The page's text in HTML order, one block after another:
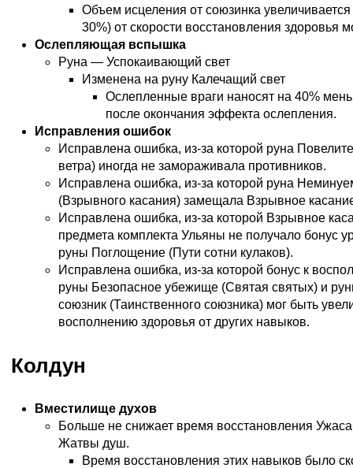
Объем исцеления от союзинка
30%) от скорости восстановления здоровья
Ослепляющая вспышка
Руна — Успокаивающий свет
Изменена на руну Калечащий свет
Ослепленные враги наносят на 40%
после окончания эффекта ослепления.
Исправления ошибок
Исправлена ошибка, из-за которой руна
ветра) иногда не замораживала противников.
Исправлена ошибка, из-за которой руна
(Взрывного касания) замещала Взрывное
Исправлена ошибка, из-за которой Взрывное
предмета комплекта Ульяны не получало бонус
руны Поглощение (Пути сотни кулаков).
Исправлена ошибка, из-за которой бонус к
руны Безопасное убежище (Святая святых) и
союзник (Таинственного союзника) мог быть
восполнению здоровья от других навыков.
Колдун
Вместилище духов
Больше не снижает время восстановления
Жатвы душ.
Время восстановления этих навыков было